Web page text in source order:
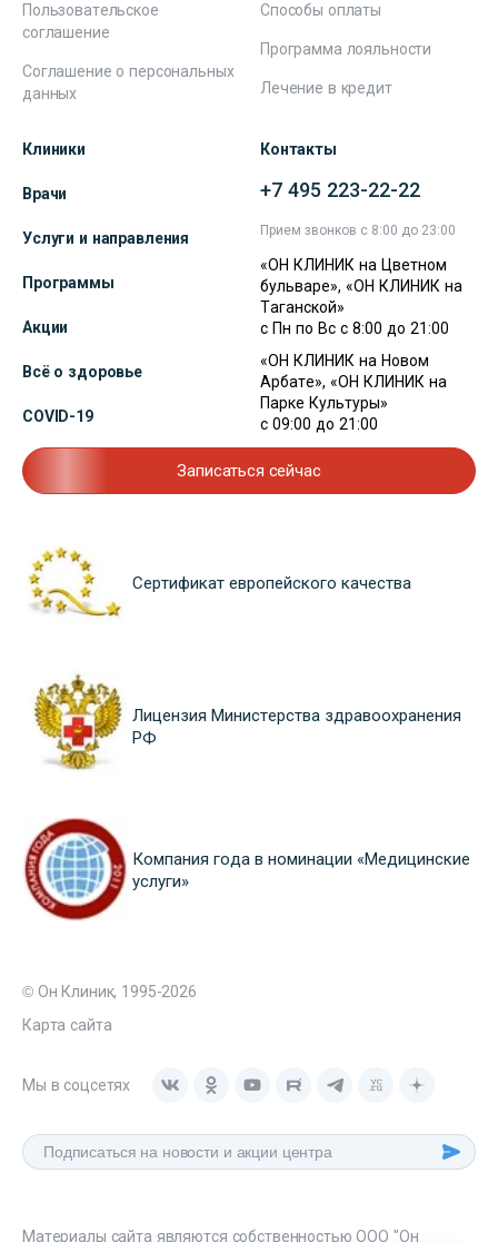
Пользовательское
соглашение
Соглашение о персональных
данных
Способы оплаты
Программа лояльности
Лечение в кредит
Клиники
Врачи
Услуги и направления
Программы
Акции
Всё о здоровье
COVID-19
Контакты
+7 495 223-22-22
Прием звонков с 8:00 до 23:00
«ОН КЛИНИК на Цветном
бульваре», «ОН КЛИНИК на
Таганской»
с Пн по Вс с 8:00 до 21:00
«ОН КЛИНИК на Новом
Арбате», «ОН КЛИНИК на
Парке Культуры»
с 09:00 до 21:00
Записаться сейчас
Сертификат европейского качества
Лицензия Министерства здравоохранения
РФ
Компания года в номинации «Медицинские
услуги»
© Он Клиник, 1995-2026
Карта сайта
Мы в соцсетях
Материалы сайта являются собственностью ООО "Он